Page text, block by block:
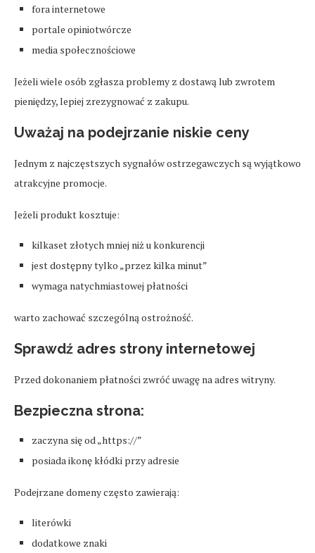
fora internetowe
portale opiniotwórcze
media społecznościowe
Jeżeli wiele osób zgłasza problemy z dostawą lub zwrotem
pieniędzy, lepiej zrezygnować z zakupu.
Uważaj na podejrzanie niskie ceny
Jednym z najczęstszych sygnałów ostrzegawczych są wyjątkowo
atrakcyjne promocje.
Jeżeli produkt kosztuje:
kilkaset złotych mniej niż u konkurencji
jest dostępny tylko „przez kilka minut”
wymaga natychmiastowej płatności
warto zachować szczególną ostrożność.
Sprawdź adres strony internetowej
Przed dokonaniem płatności zwróć uwagę na adres witryny.
Bezpieczna strona:
zaczyna się od „https://”
posiada ikonę kłódki przy adresie
Podejrzane domeny często zawierają:
literówki
dodatkowe znaki